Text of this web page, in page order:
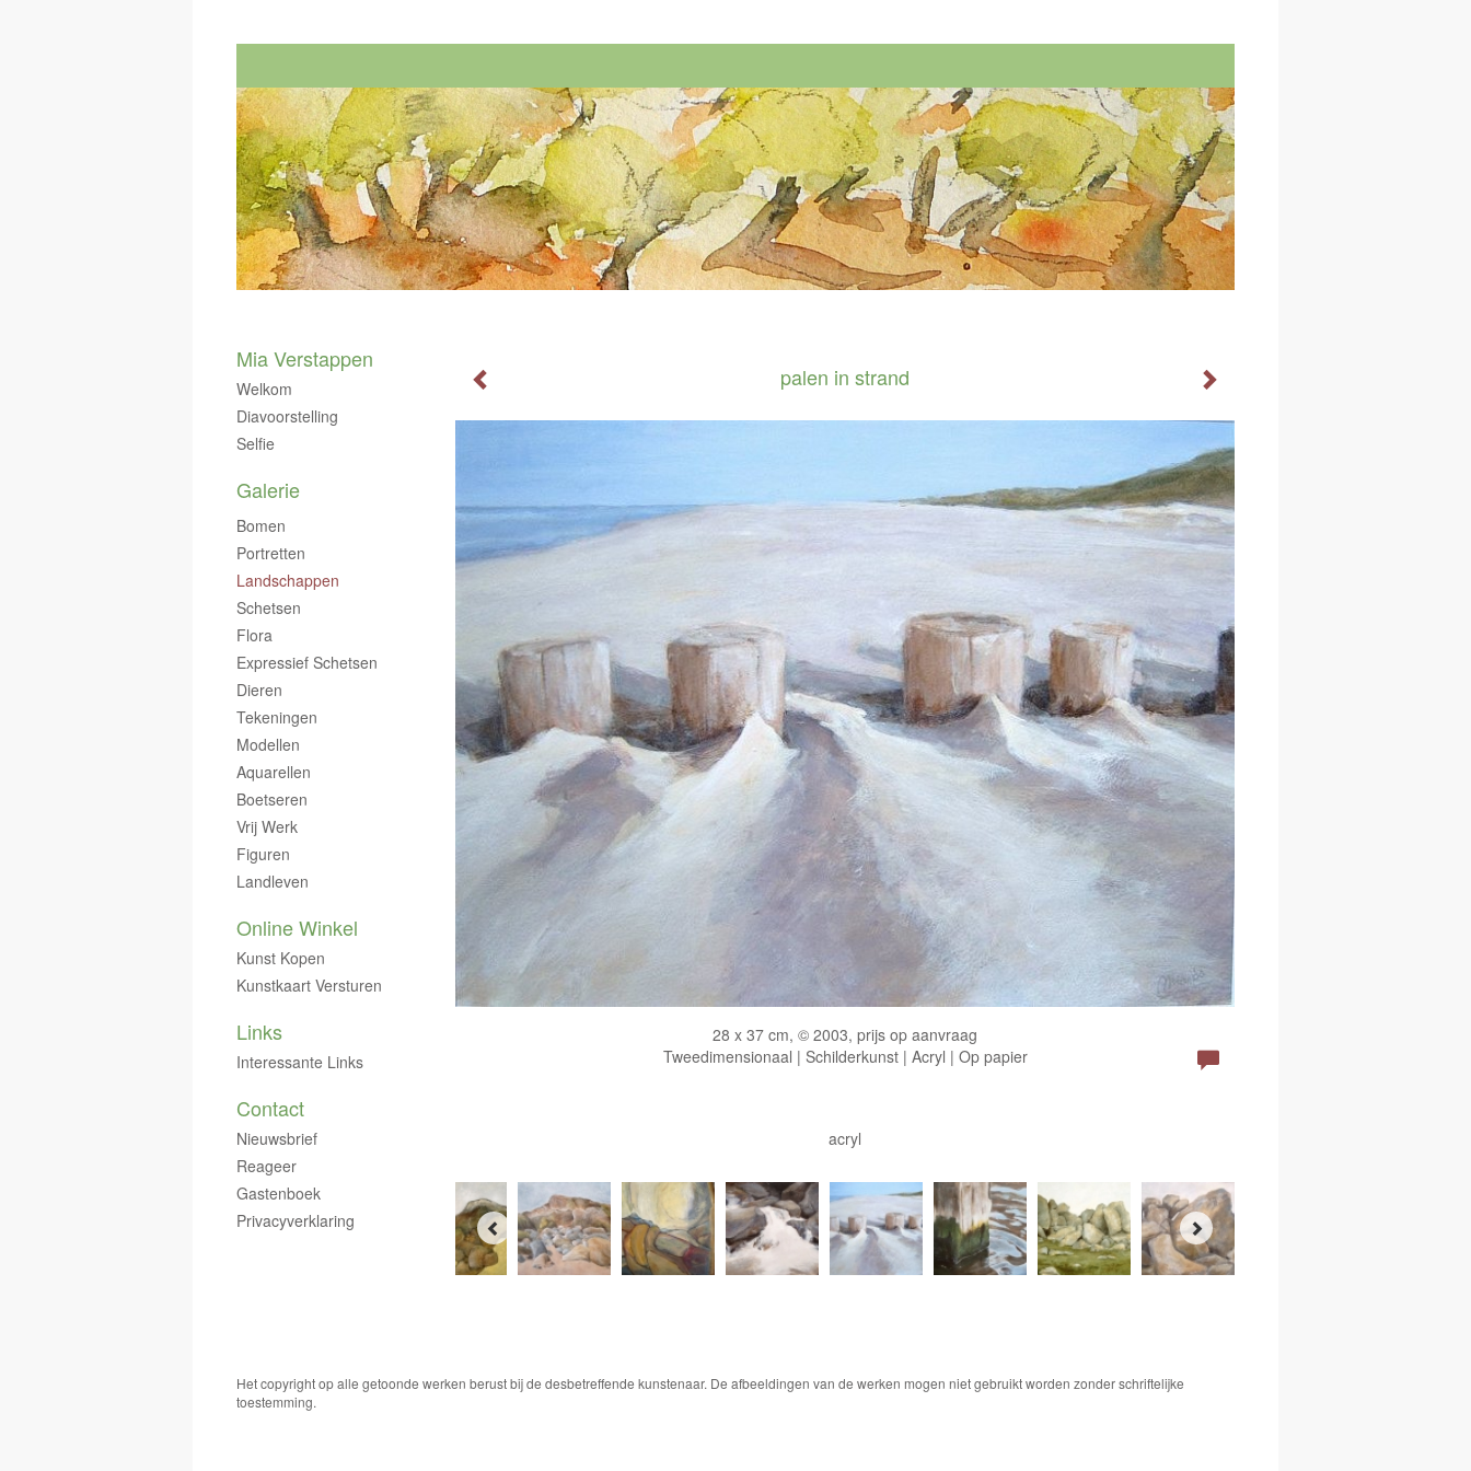
palen in strand
28 x 37 cm, © 2003, prijs op aanvraag
Tweedimensionaal | Schilderkunst | Acryl | Op papier
acryl
Mia Verstappen
Welkom
Diavoorstelling
Selfie
Galerie
Bomen
Portretten
Landschappen
Schetsen
Flora
Expressief Schetsen
Dieren
Tekeningen
Modellen
Aquarellen
Boetseren
Vrij Werk
Figuren
Landleven
Online Winkel
Kunst Kopen
Kunstkaart Versturen
Links
Interessante Links
Contact
Nieuwsbrief
Reageer
Gastenboek
Privacyverklaring
Het copyright op alle getoonde werken berust bij de desbetreffende kunstenaar. De afbeeldingen van de werken mogen niet gebruikt worden zonder schriftelijke
toestemming.